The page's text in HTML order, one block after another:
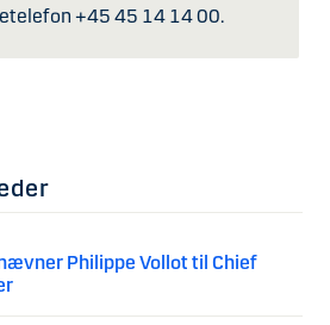
+45 45 14 14 00.
Philippe Vollot til Chief